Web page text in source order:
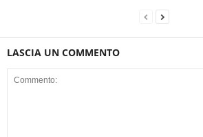
LASCIA UN COMMENTO